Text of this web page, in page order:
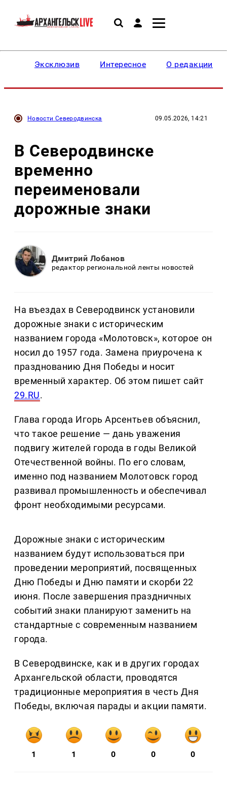
Эксклюзив Интересное О редакции
Новости Северодвинска 09.05.2026, 14:21
В Северодвинске
временно
переименовали
дорожные знаки
Дмитрий Лобанов
редактор региональной ленты новостей
На въездах в Северодвинск установили
дорожные знаки с историческим
названием города «Молотовск», которое он
носил до 1957 года. Замена приурочена к
празднованию Дня Победы и носит
временный характер. Об этом пишет сайт
29.RU.
Глава города Игорь Арсентьев объяснил,
что такое решение — дань уважения
подвигу жителей города в годы Великой
Отечественной войны. По его словам,
именно под названием Молотовск город
развивал промышленность и обеспечивал
фронт необходимыми ресурсами.
Дорожные знаки с историческим
названием будут использоваться при
проведении мероприятий, посвященных
Дню Победы и Дню памяти и скорби 22
июня. После завершения праздничных
событий знаки планируют заменить на
стандартные с современным названием
города.
В Северодвинске, как и в других городах
Архангельской области, проводятся
традиционные мероприятия в честь Дня
Победы, включая парады и акции памяти.
1 1 0 0 0